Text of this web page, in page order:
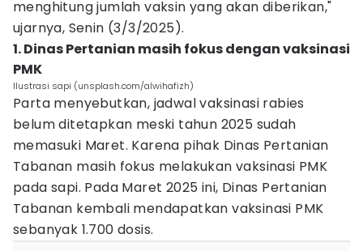
menghitung jumlah vaksin yang akan diberikan,"
ujarnya, Senin (3/3/2025).
1. Dinas Pertanian masih fokus dengan vaksinasi
PMK
Ilustrasi sapi (unsplash.com/alwihafizh)
Parta menyebutkan, jadwal vaksinasi rabies
belum ditetapkan meski tahun 2025 sudah
memasuki Maret. Karena pihak Dinas Pertanian
Tabanan masih fokus melakukan vaksinasi PMK
pada sapi. Pada Maret 2025 ini, Dinas Pertanian
Tabanan kembali mendapatkan vaksinasi PMK
sebanyak 1.700 dosis.